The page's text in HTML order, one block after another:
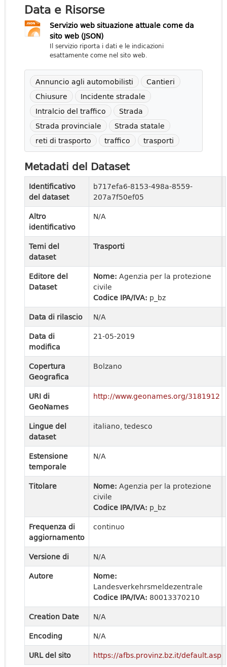
Data e Risorse
Servizio web situazione attuale come da
sito web (JSON)
Il servizio riporta i dati e le indicazioni
esattamente come nel sito web.
Annuncio agli automobilisti
Cantieri
Chiusure
Incidente stradale
Intralcio del traffico
Strada
Strada provinciale
Strada statale
reti di trasporto
traffico trasporti
Metadati del Dataset
Identificativo
del dataset
b717efa6-8153-498a-8559-
207a7f50ef05
Altro
identificativo
N/A
Temi del
dataset
Trasporti
Editore del
Dataset
Nome: Agenzia per la protezione
civile
Codice IPA/IVA: p_bz
Data di rilascio
N/A
Data di
modifica
21-05-2019
Copertura
Geografica
Bolzano
URI di
GeoNames
http://www.geonames.org/3181912
Lingue del
dataset
italiano, tedesco
Estensione
temporale
N/A
Titolare Nome: Agenzia per la protezione
civile
Codice IPA/IVA: p_bz
Frequenza di
aggiornamento
continuo
Versione di
N/A
Autore
Nome:
Landesverkehrsmeldezentrale
Codice IPA/IVA: 80013370210
Creation Date
N/A
Encoding
N/A
URL del sito
https://afbs.provinz.bz.it/default.asp